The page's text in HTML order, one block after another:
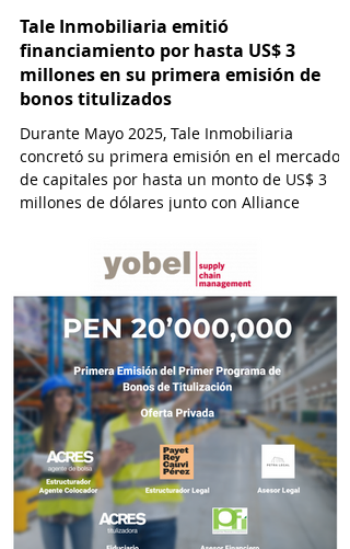
Tale Inmobiliaria emitió
financiamiento por hasta US$ 3
millones en su primera emisión de
bonos titulizados
Durante Mayo 2025, Tale Inmobiliaria
concretó su primera emisión en el mercado
de capitales por hasta un monto de US$ 3
millones de dólares junto con Alliance
Titulizadora y por el estudio Osorio & Valdez